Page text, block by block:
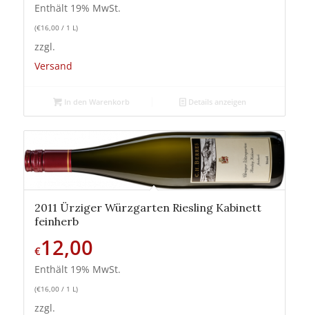
Enthält 19% MwSt.
(€16,00/ 1 L)
zzgl.
Versand
In den Warenkorb Details anzeigen
2011 Ürziger Würzgarten Riesling Kabinett
feinherb
€12,00
Enthält 19% MwSt.
(€16,00/ 1 L)
zzgl.